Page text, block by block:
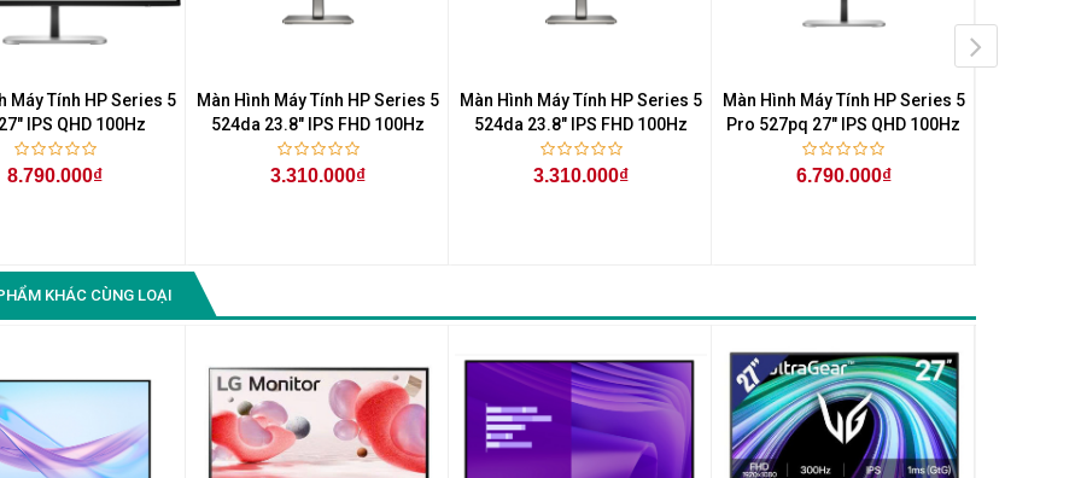
Máy Tính HP Series 5
IPS QHD 100Hz
8.790.000₫
Màn Hình Máy Tính HP Series 5
524da 23.8" IPS FHD 100Hz
3.310.000₫
Màn Hình Máy Tính HP Series 5
524da 23.8" IPS FHD 100Hz
3.310.000₫
Màn Hình Máy Tính HP Series 5
Pro 527pq 27" IPS QHD 100Hz
6.790.000₫
KHÁC CÙNG LOẠI